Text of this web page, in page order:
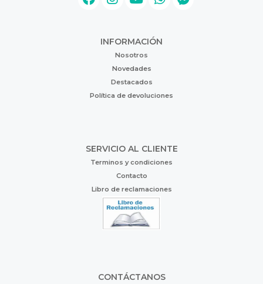
INFORMACIÓN
Nosotros
Novedades
Destacados
Política de devoluciones
SERVICIO AL CLIENTE
Terminos y condiciones
Contacto
Libro de reclamaciones
CONTÁCTANOS